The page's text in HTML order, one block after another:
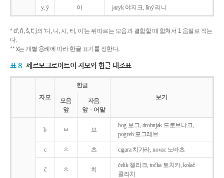
y, ý 이 jazyk야지크, líný 리니
* d', ň, š, t', j의 '디, 니, 시, 티, 이'는 뒤따르는 모음과 결합할 때 합쳐서 1 음절로 적는
다.
** x는 개별 용례에 따라 한글 표기를 정한다.
표 8 세르보크로아트어 자모와 한글 대조표
자모
한글
보기
모음
앞
자음
앞ㆍ어말
b ㅂ 브
bog 보그, drobnjak 드로브냐크,
pogreb 포그레브
c ㅊ 츠 cigara 치가라, novac 노바츠
č ㅊ 치
čelik 첼리크, točka 토치카, kolač
콜라치